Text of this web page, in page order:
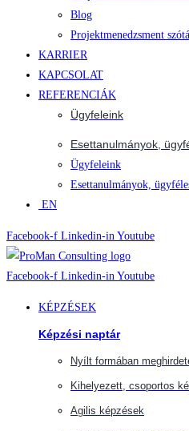
Blog
Projektmenedzsment
KARRIER
KAPCSOLAT
REFERENCIÁK
Ügyfeleink
Esettanulmányok,
Ügyfeleink
Esettanulmányok,
EN
Facebook-f Linkedin-in Youtube
Facebook-f Linkedin-in Youtube
KÉPZÉSEK
Képzési naptár
Nyílt formában
Kihelyezett, csoportos
Agilis képzések